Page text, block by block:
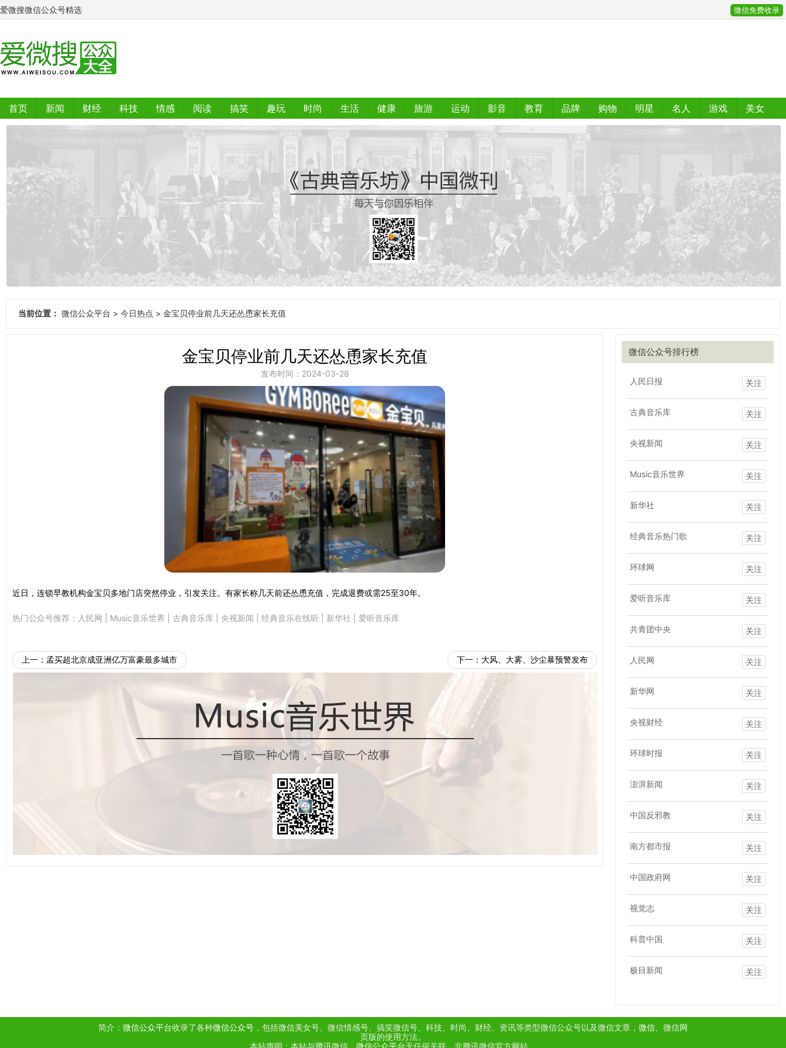
爱微搜微信公众号精选 微信免费收录
首页 新闻 财经 科技 情感 阅读 搞笑 趣玩 时尚 生活 健康 旅游 运动 影音 教育 品牌 购物 明星 名人 游戏
美女
当前位置： 微信公众平台 > 今日热点 > 金宝贝停业前几天还怂恿家长充值
微信公众号排行榜
人民日报 关注
古典音乐库 关注
央视新闻 关注
Music音乐世界 关注
新华社 关注
经典音乐热门歌 关注
环球网 关注
爱听音乐库 关注
共青团中央 关注
人民网 关注
新华网 关注
央视财经 关注
环球时报 关注
澎湃新闻 关注
中国反邪教 关注
南方都市报 关注
中国政府网 关注
视觉志 关注
科普中国 关注
极目新闻 关注
金宝贝停业前几天还怂恿家长充值
发布时间：2024-03-28
近日，连锁早教机构金宝贝多地门店突然停业，引发关注。有家长称几天前还怂恿充值，完成退费或需25至30年。
热门公众号推荐： 人民网 Music音乐世界 古典音乐库 央视新闻 经典音乐在线听 新华社 爱听音乐库
上一： 孟买超北京成亚洲亿万富豪最多城市 下一： 大风、大雾、沙尘暴预警发布
简介： 微信公众平台收录了各种微信公众号 ，包括微信美女号、微信情感号、搞笑微信号、科技、时尚、财经、资讯等类型微信公众号以及微信文章， 微信 、微信网
页版的使用方法。
本站声明：本站与腾讯微信、 微信公众平台无任何关联，非腾讯微信官方网站。